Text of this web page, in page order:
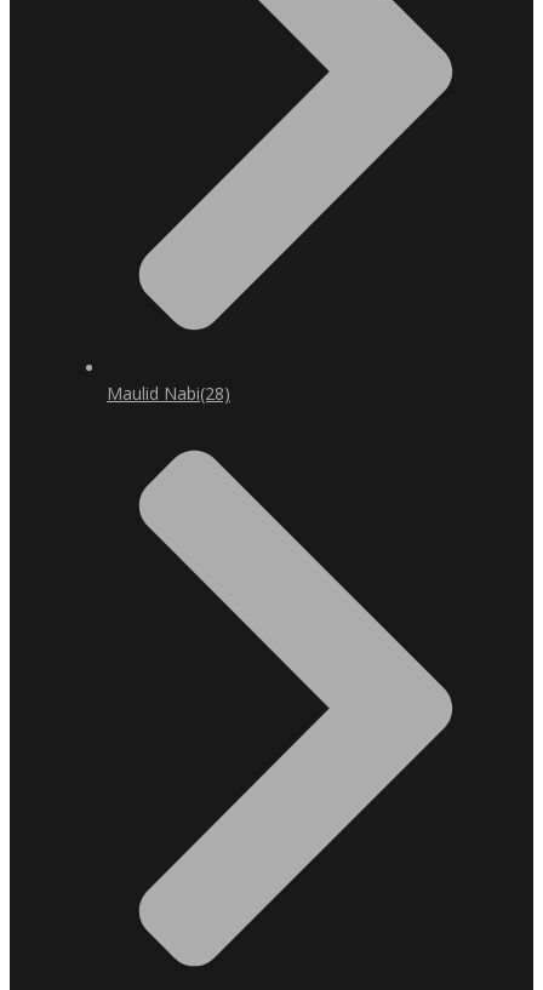
Maulid Nabi(28)